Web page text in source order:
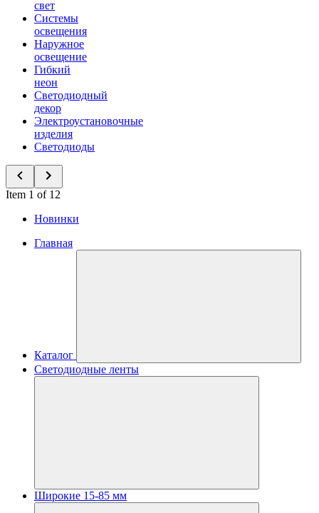
свет
Системы
освещения
Наружное
освещение
Гибкий
неон
Светодиодный
декор
Электроустановочные
изделия
Светодиоды
Item 1 of 12
Новинки
Главная
Каталог
Светодиодные ленты
Широкие 15-85 мм